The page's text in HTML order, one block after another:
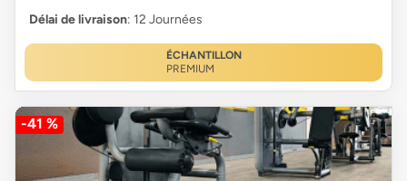
Délai de livraison: 12 Journées
ÉCHANTILLON
PREMIUM
-41 %